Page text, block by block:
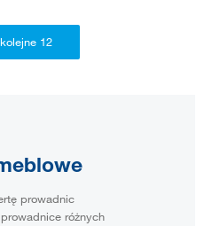
prowadnic
różnych